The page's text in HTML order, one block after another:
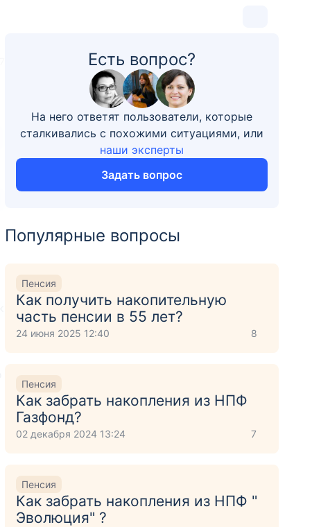
Есть вопрос?
На него ответят пользователи, которые
сталкивались с похожими ситуациями, или
наши эксперты
Задать вопрос
Популярные вопросы
Пенсия
Как получить накопительную
часть пенсии в 55 лет?
24 июня 2025 12:40 8
Пенсия
Как забрать накопления из НПФ
Газфонд?
02 декабря 2024 13:24 7
Пенсия
Как забрать накопления из НПФ "
Эволюция" ?